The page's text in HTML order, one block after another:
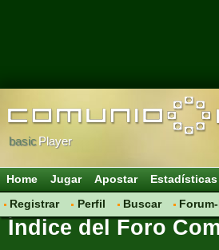
basicPlayer
Home Jugar Apostar Estadísticas
Registrar
Perfil Buscar
Índice del Foro